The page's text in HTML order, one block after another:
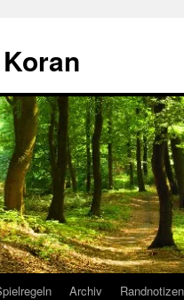
Archiv Randnotizen